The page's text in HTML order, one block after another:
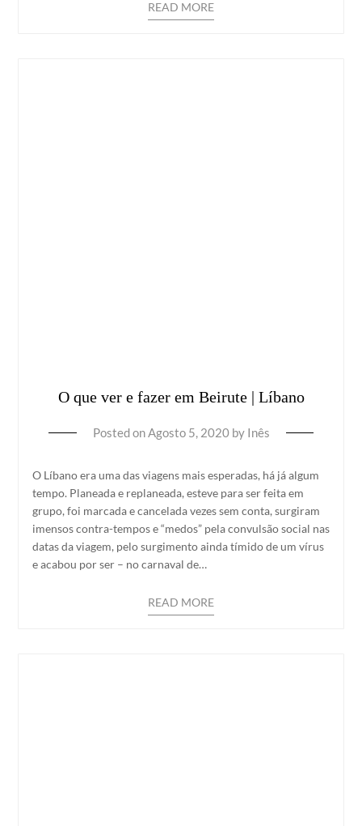
READ MORE
O que ver e fazer em Beirute | Líbano
Posted onAgosto 5, 2020by Inês
O Líbano era uma das viagens mais esperadas, há já algum
tempo. Planeada e replaneada, esteve para ser feita em
grupo, foi marcada e cancelada vezes sem conta, surgiram
imensos contra-tempos e “medos” pela convulsão social nas
datas da viagem, pelo surgimento ainda tímido de um vírus
e acabou por ser – no carnaval de…
READ MORE